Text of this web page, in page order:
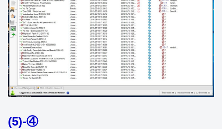
(5)-④